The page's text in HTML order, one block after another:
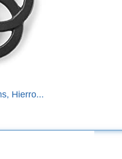
Hierro...